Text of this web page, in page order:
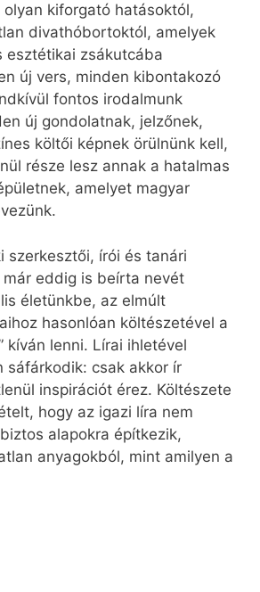
kiforgató hatásoktól,
divathóbortoktól, amelyek
esztétikai zsákutcába
új vers, minden kibontakozó
fontos irodalmunk
új gondolatnak, jelzőnek,
költői képnek örülnünk kell,
része lesz annak a hatalmas
amelyet magyar
szerkesztői, írói és tanári
már eddig is beírta nevét
életünkbe, az elmúlt
hasonlóan költészetével a
kíván lenni. Lírai ihletével
sáfárkodik: csak akkor ír
inspirációt érez. Költészete
hogy az igazi líra nem
alapokra építkezik,
anyagokból, mint amilyen a